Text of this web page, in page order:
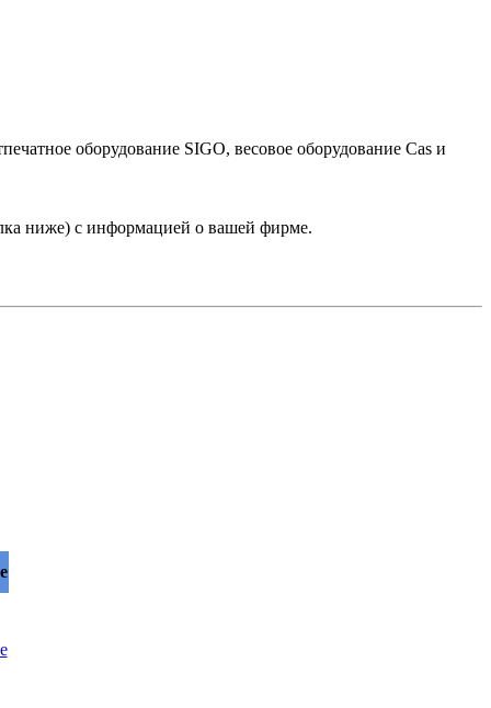
оборудование SIGO, весовое оборудование Cas и
ниже) с информацией о вашей фирме.